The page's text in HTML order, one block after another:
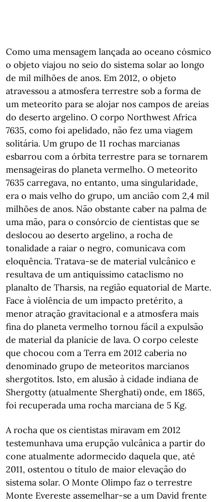
Como uma mensagem lançada ao oceano cósmico
o objeto viajou no seio do sistema solar ao longo
de mil milhões de anos. Em 2012, o objeto
atravessou a atmosfera terrestre sob a forma de
um meteorito para se alojar nos campos de areias
do deserto argelino. O corpo Northwest Africa
7635, como foi apelidado, não fez uma viagem
solitária. Um grupo de 11 rochas marcianas
esbarrou com a órbita terrestre para se tornarem
mensageiras do planeta vermelho. O meteorito
7635 carregava, no entanto, uma singularidade,
era o mais velho do grupo, um ancião com 2,4 mil
milhões de anos. Não obstante caber na palma de
uma mão, para o consórcio de cientistas que se
deslocou ao deserto argelino, a rocha de
tonalidade a raiar o negro, comunicava com
eloquência. Tratava-se de material vulcânico e
resultava de um antiquíssimo cataclismo no
planalto de Tharsis, na região equatorial de Marte.
Face à violência de um impacto pretérito, a
menor atração gravitacional e a atmosfera mais
fina do planeta vermelho tornou fácil a expulsão
de material da planície de lava. O corpo celeste
que chocou com a Terra em 2012 caberia no
denominado grupo de meteoritos marcianos
shergotitos. Isto, em alusão à cidade indiana de
Shergotty (atualmente Sherghati) onde, em 1865,
foi recuperada uma rocha marciana de 5 Kg.
A rocha que os cientistas miravam em 2012
testemunhava uma erupção vulcânica a partir do
cone atualmente adormecido daquela que, até
2011, ostentou o título de maior elevação do
sistema solar. O Monte Olimpo faz o terrestre
Monte Evereste assemelhar-se a um David frente